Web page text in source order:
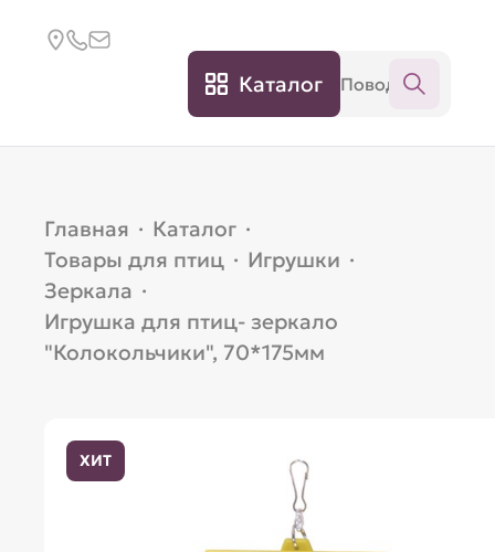
Каталог
Главная · Каталог ·
Товары для птиц · Игрушки ·
Зеркала ·
Игрушка для птиц- зеркало
"Колокольчики", 70*175мм
ХИТ